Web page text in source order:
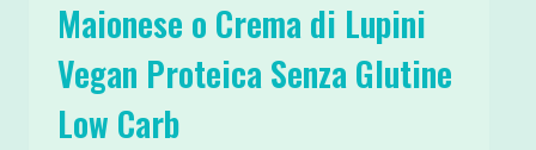
Maionese o Crema di Lupini
Vegan Proteica Senza Glutine
Low Carb